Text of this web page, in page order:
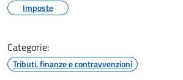
Imposte
Categorie:
Tributi, finanze e contravvenzioni